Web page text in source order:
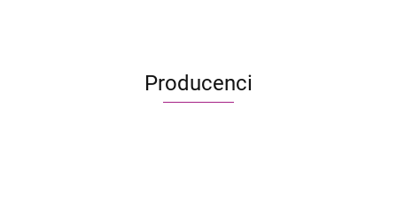
Producenci